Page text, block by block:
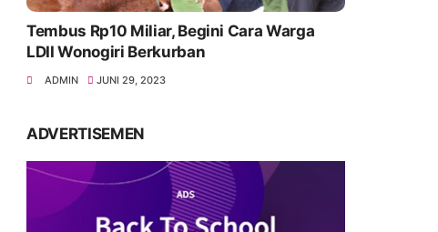
Tembus Rp10 Miliar, Begini Cara Warga
LDII Wonogiri Berkurban
ADMIN JUNI 29, 2023
ADVERTISEMEN